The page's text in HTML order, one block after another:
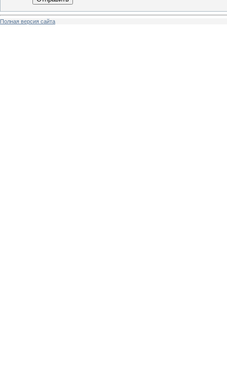
Полная версия сайта